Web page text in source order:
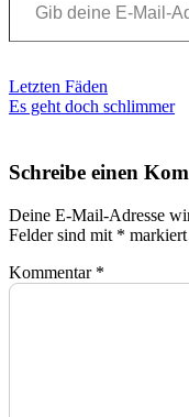
Letzten Fäden
Es geht doch schlimmer
Schreibe einen
Deine E-Mail-Adresse
Felder sind mit * markiert
Kommentar *